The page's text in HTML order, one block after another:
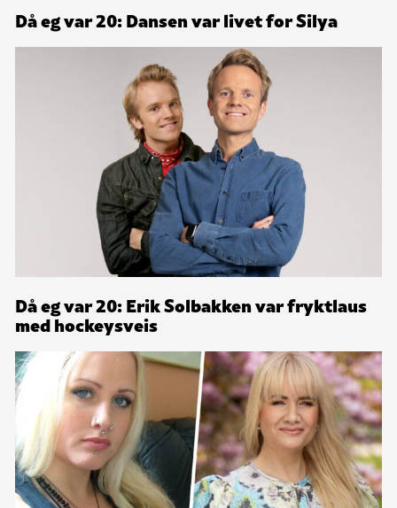
Då eg var 20: Dansen var livet for Silya
Då eg var 20: Erik Solbakken var fryktlaus
med hockeysveis